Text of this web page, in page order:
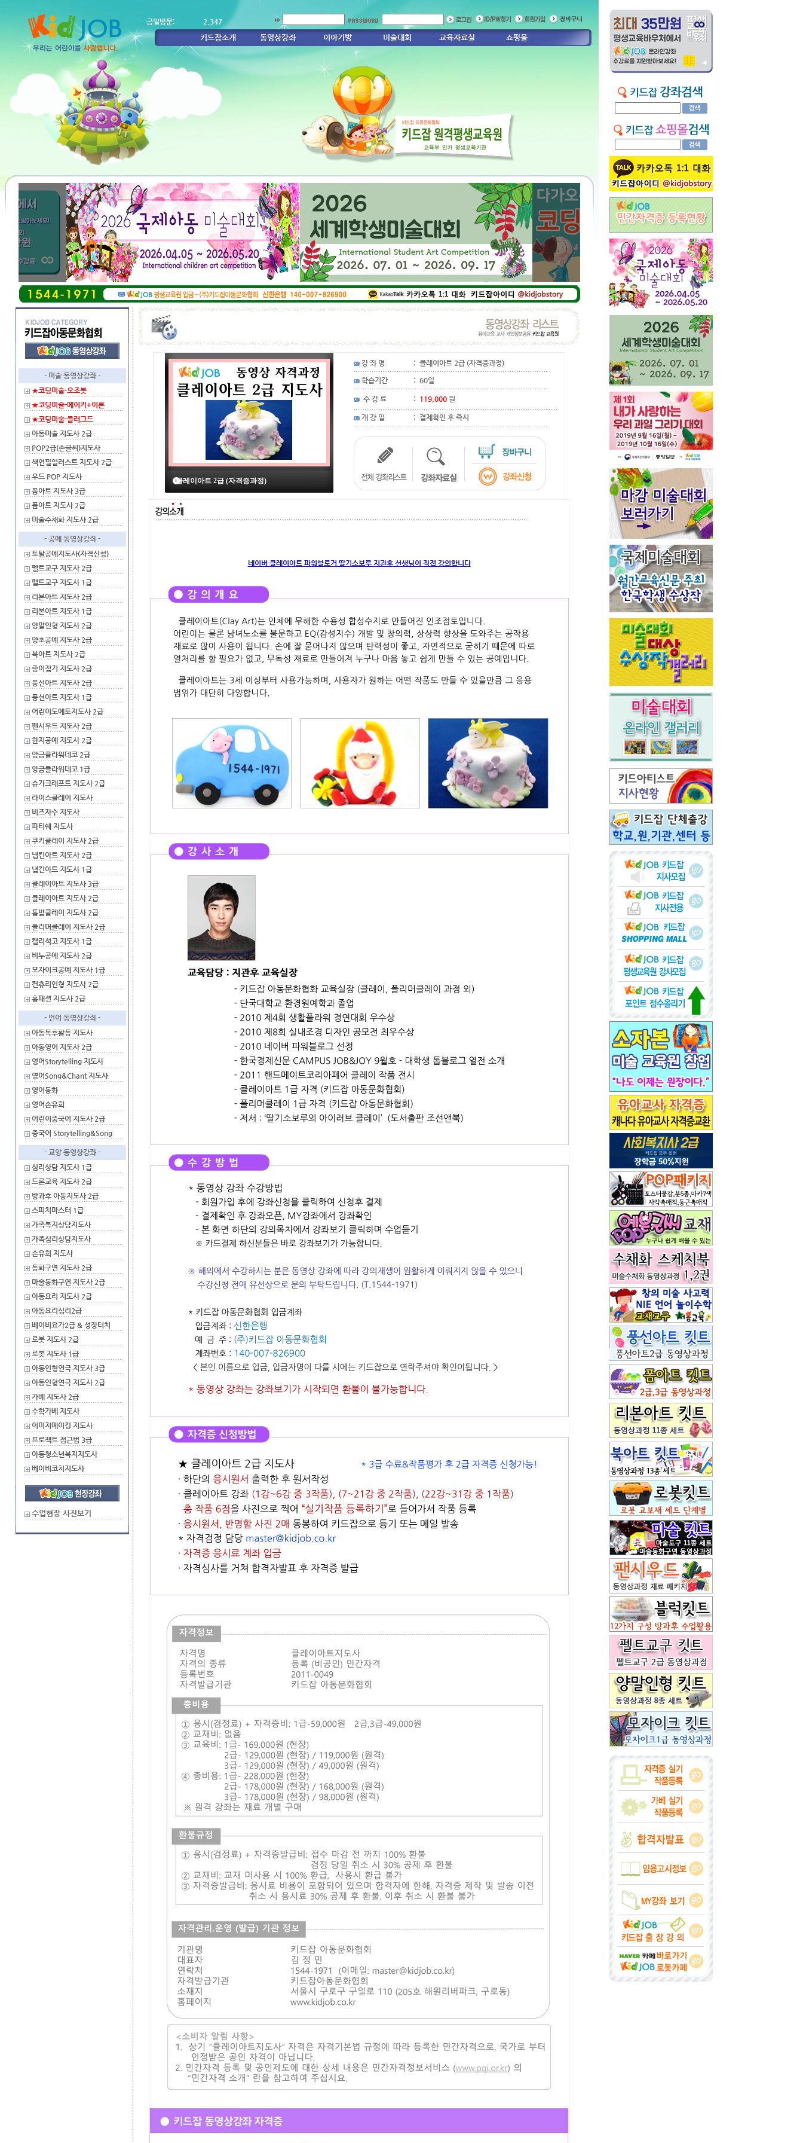
금일방문: 2,347
키드잡소개 동영상강좌 이야기방 미술대회 교육자료실 쇼핑몰
1 2 3 4
- 미술 동영상강좌 -
★코딩미술-오조봇
★코딩미술-메이키+이론
★코딩미술-플러그드
아동미술 지도사 2급
POP2급(손글씨)지도사
색연필일러스트 지도사 2급
우드 POP 지도사
폼아트 지도사 3급
폼아트 지도사 2급
미술수채화 지도사 2급
- 공예 동영상강좌 -
토탈공예지도사(자격신청)
펠트교구 지도사 2급
펠트교구 지도사 1급
리본아트 지도사 2급
리본아트 지도사 1급
양말인형 지도사 2급
양초공예 지도사 2급
북아트 지도사 2급
종이접기 지도사 2급
풍선아트 지도사 2급
풍선아트 지도사 1급
어린이도예토지도사 2급
팬시우드 지도사 2급
한지공예 지도사 2급
앙금플라워데코 2급
앙금플라워데코 1급
슈가크래프트 지도사 2급
라이스클레이 지도사
비즈자수 지도사
파티쉐 지도사
쿠키클레이 지도사 2급
냅킨아트 지도사 2급
냅킨아트 지도사 1급
클레이아트 지도사 3급
클레이아트 지도사 2급
톱밥클레이 지도사 2급
폴리머클레이 지도사 2급
캘리석고 지도사 1급
비누공예 지도사 2급
모자이크공예 지도사 1급
컨츄리인형 지도사 2급
홈패션 지도사 2급
- 언어 동영상강좌 -
아동독후활동 지도사
아동영어 지도사 2급
영어Storytelling 지도사
영어Song&Chant 지도사
영어동화
영어손유희
어린이중국어 지도사 2급
중국어 Storytelling&Song
- 교양 동영상강좌 -
심리상담 지도사 1급
드론교육 지도사 2급
방과후 아동지도사 2급
스피치마스터 1급
가족복지상담지도사
가족심리상담지도사
손유희 지도사
동화구연 지도사 2급
마술동화구연 지도사 2급
아동요리 지도사 2급
아동요리심리2급
베이비요가2급 & 성장터치
로봇 지도사 2급
로봇 지도사 1급
아동인형연극 지도사 3급
아동인형연극 지도사 2급
가베 지도사 2급
수학가베 지도사
이미지메이킹 지도사
프로젝트 접근법 3급
아동청소년복지지도사
베이비코치지도사
수업현장 사진보기
클레이아트 2급 (자격증과정)
강 좌 명 : 클레이아트 2급 (자격증과정)
학습기간 : 60일
수 강 료 : 119,000 원
개 강 일 : 결제확인 후 즉시
네이버 클레이아트 파워블로거 딸기소보루 지관후 선생님이 직접 강의합니다